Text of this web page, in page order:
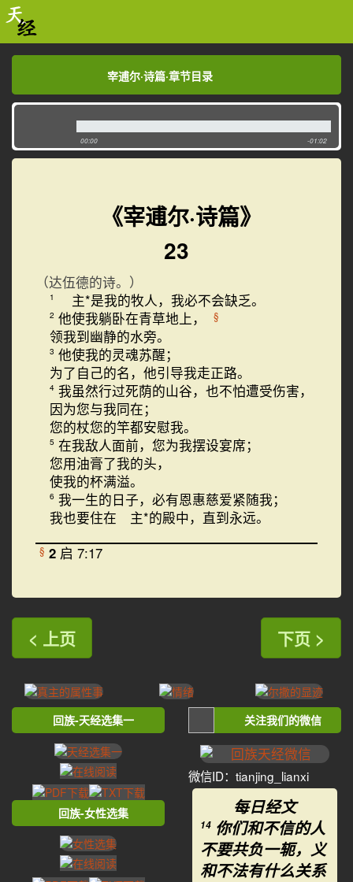
宰逋尔·诗篇·章节目录
宰逋尔·诗篇·章节目录
00:00 -01:02
《宰逋尔·诗篇》
23
（达伍德的诗。）
1 主*是我的牧人，我必不会缺乏。
2 他使我躺卧在青草地上， §
领我到幽静的水旁。
3 他使我的灵魂苏醒；
为了自己的名，他引导我走正路。
4 我虽然行过死荫的山谷，也不怕遭受伤害，
因为您与我同在；
您的杖您的竿都安慰我。
5 在我敌人面前，您为我摆设宴席；
您用油膏了我的头，
使我的杯满溢。
6 我一生的日子，必有恩惠慈爱紧随我；
我也要住在 主*的殿中，直到永远。
§ 2 启 7:17
< 上页 下页 >
回族-天经选集一
回族-女性选集
关注我们的微信
微信ID：tianjing_lianxi
每日经文
14 你们和不信的人
不要共负一轭，义
和不法有什么关系